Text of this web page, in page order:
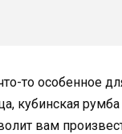
то особенное
кубинская
вам